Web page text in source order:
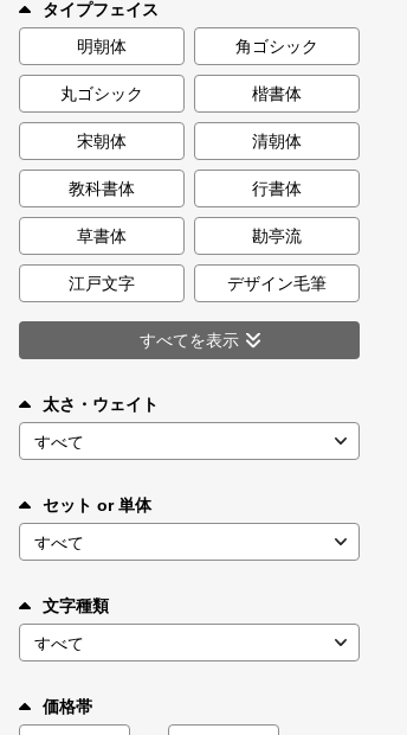
カート 0
マイページ
お気に入り
ご利用ガイド
お問い合わせ
タイプフェイス
明朝体
角ゴシック
丸ゴシック 楷書体
宋朝体 清朝体
教科書体 行書体
草書体 勘亭流
江戸文字 デザイン毛筆
すべてを表示
太さ・ウェイト
セット or 単体
文字種類
価格帯